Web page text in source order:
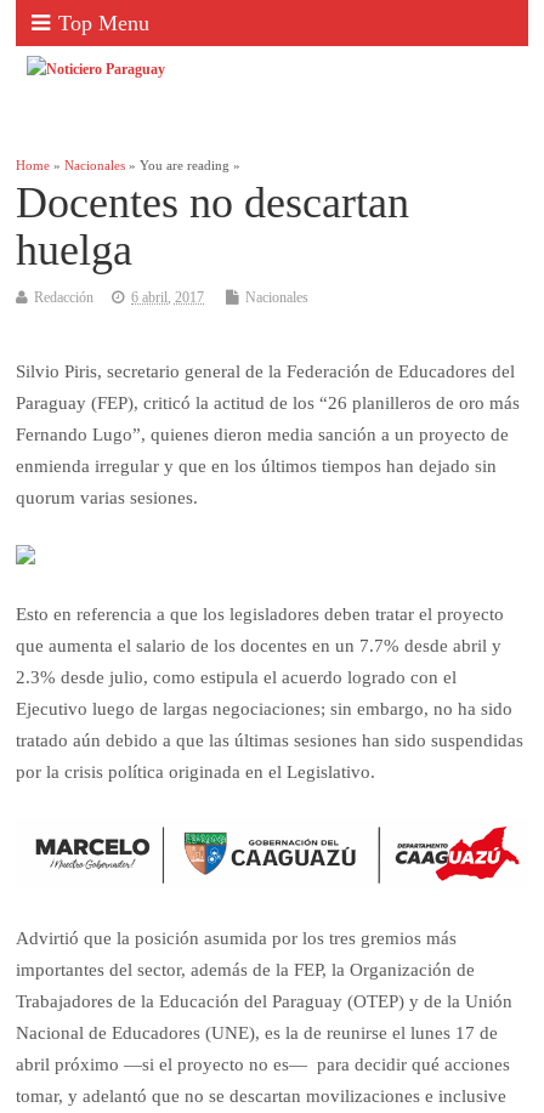
Top Menu
Home »Nacionales » You are reading »
Docentes no descartan
huelga
Redacción 6 abril, 2017 Nacionales
Silvio Piris, secretario general de la Federación de Educadores del
Paraguay (FEP), criticó la actitud de los “26 planilleros de oro más
Fernando Lugo”, quienes dieron media sanción a un proyecto de
enmienda irregular y que en los últimos tiempos han dejado sin
quorum varias sesiones.
Esto en referencia a que los legisladores deben tratar el proyecto
que aumenta el salario de los docentes en un 7.7% desde abril y
2.3% desde julio, como estipula el acuerdo logrado con el
Ejecutivo luego de largas negociaciones; sin embargo, no ha sido
tratado aún debido a que las últimas sesiones han sido suspendidas
por la crisis política originada en el Legislativo.
Advirtió que la posición asumida por los tres gremios más
importantes del sector, además de la FEP, la Organización de
Trabajadores de la Educación del Paraguay (OTEP) y de la Unión
Nacional de Educadores (UNE), es la de reunirse el lunes 17 de
abril próximo —si el proyecto no es— para decidir qué acciones
tomar, y adelantó que no se descartan movilizaciones e inclusive